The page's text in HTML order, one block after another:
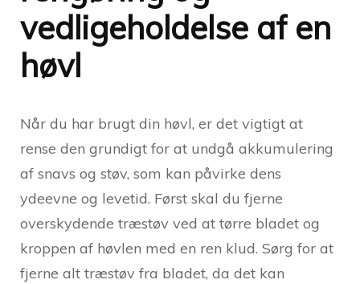
vedligeholdelse af en
høvl
Når du har brugt din høvl, er det vigtigt at
rense den grundigt for at undgå akkumulering
af snavs og støv, som kan påvirke dens
ydeevne og levetid. Først skal du fjerne
overskydende træstøv ved at tørre bladet og
kroppen af høvlen med en ren klud. Sørg for at
fjerne alt træstøv fra bladet, da det kan